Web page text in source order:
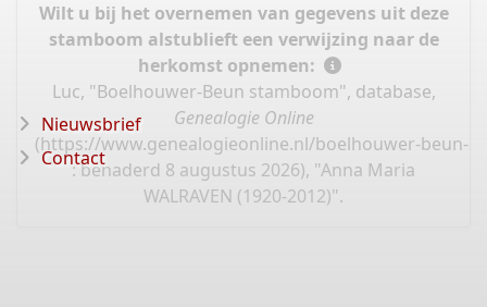
Wilt u bij het overnemen van gegevens uit deze
stamboom alstublieft een verwijzing naar de
herkomst opnemen:
Luc, "Boelhouwer-Beun stamboom", database,
Genealogie Online
(https://www.genealogieonline.nl/boelhouwer-beun-
: benaderd 8 augustus 2026), "Anna Maria
WALRAVEN (1920-2012)".
Nieuwsbrief
Contact